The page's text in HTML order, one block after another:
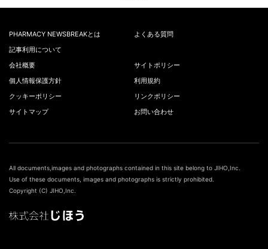
PHARMACY NEWSBREAKとは
よくある質問
記事利用について
会社概要
サイトポリシー
個人情報保護方針
利用規約
クッキーポリシー
リンクポリシー
サイトマップ
お問い合わせ
All documents,images and photographs contained in this site belong to JIHO,Inc.
Use of these documents, images and photographs is strictly prohibited.
Copyright (C) JIHO,Inc.